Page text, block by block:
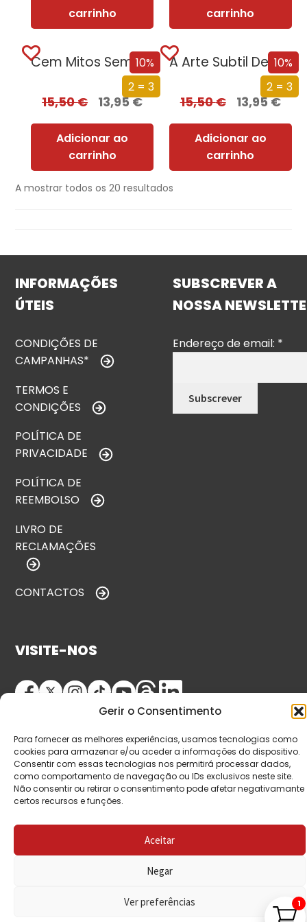
Gerir o Consentimento
Para fornecer as melhores experiências, usamos tecnologias como
cookies para armazenar e/ou aceder a informações do dispositivo.
Consentir com essas tecnologias nos permitirá processar dados,
como comportamento de navegação ou IDs exclusivos neste site.
Não consentir ou retirar o consentimento pode afetar negativamante
certos recursos e funções.
Aceitar
Negar
Ver preferências
carrinho
carrinho
10%
2 = 3
Cem Mitos Sem Lógica
15,50€ 13,95€
Adicionar ao
carrinho
10%
2 = 3
A Arte Subtil De Saber Dizer Que Se F*da
15,50€ 13,95€
Adicionar ao
carrinho
A mostrar todos os 20 resultados
INFORMAÇÕES
ÚTEIS
CONDIÇÕES DE
CAMPANHAS*
TERMOS E
CONDIÇÕES
POLÍTICA DE
PRIVACIDADE
POLÍTICA DE
REEMBOLSO
LIVRO DE
RECLAMAÇÕES
CONTACTOS
SUBSCREVER A
NOSSA
Endereço de email: *
VISITE-NOS
© Copyright 2026 Saída de Emergência. Todos os
direitos reservados.
1